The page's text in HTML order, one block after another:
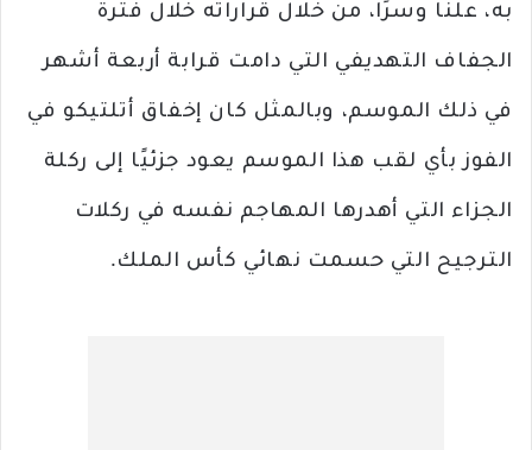
به، علنًا وسرًا، من خلال قراراته خلال فترة
الجفاف التهديفي التي دامت قرابة أربعة أشهر
في ذلك الموسم، وبالمثل كان إخفاق أتلتيكو في
الفوز بأي لقب هذا الموسم يعود جزئيًا إلى ركلة
الجزاء التي أهدرها المهاجم نفسه في ركلات
الترجيح التي حسمت نهائي كأس الملك.